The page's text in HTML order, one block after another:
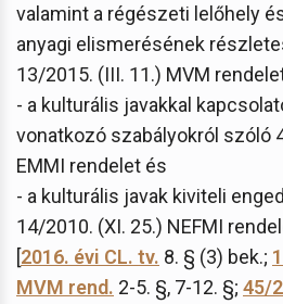
valamint a régészeti lelőhely
anyagi elismerésének
13/2015. (III. 11.) MVM
- a kulturális javakkal
vonatkozó szabályokról szóló
EMMI rendelet és
- a kulturális javak kiviteli
14/2010. (XI. 25.) NEFMI
[2016. évi CL. tv. 8. § (3) bek.;
MVM rend. 2-5. §, 7-12. §; 45/